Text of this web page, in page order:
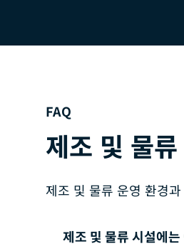
FAQ
제조 및 물
제조 및 물류 운영 환경
제조 및 물류 시설에